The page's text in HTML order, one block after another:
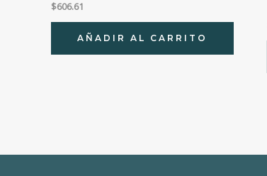
$606.61
AÑADIR AL CARRITO